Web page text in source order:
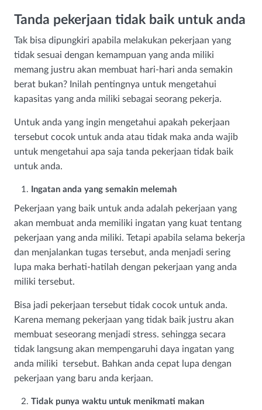
Tanda pekerjaan tidak baik untuk anda
Tak bisa dipungkiri apabila melakukan pekerjaan yang
tidak sesuai dengan kemampuan yang anda miliki
memang justru akan membuat hari-hari anda semakin
berat bukan? Inilah pentingnya untuk mengetahui
kapasitas yang anda miliki sebagai seorang pekerja.
Untuk anda yang ingin mengetahui apakah pekerjaan
tersebut cocok untuk anda atau tidak maka anda wajib
untuk mengetahui apa saja tanda pekerjaan tidak baik
untuk anda.
Ingatan anda yang semakin melemah
Pekerjaan yang baik untuk anda adalah pekerjaan yang
akan membuat anda memiliki ingatan yang kuat tentang
pekerjaan yang anda miliki. Tetapi apabila selama bekerja
dan menjalankan tugas tersebut, anda menjadi sering
lupa maka berhati-hatilah dengan pekerjaan yang anda
miliki tersebut.
Bisa jadi pekerjaan tersebut tidak cocok untuk anda.
Karena memang pekerjaan yang tidak baik justru akan
membuat seseorang menjadi stress. sehingga secara
tidak langsung akan mempengaruhi daya ingatan yang
anda miliki tersebut. Bahkan anda cepat lupa dengan
pekerjaan yang baru anda kerjaan.
Tidak punya waktu untuk menikmati makan